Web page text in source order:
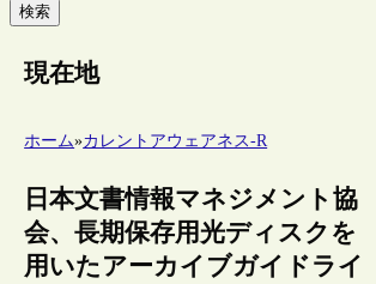
検索
現在地
ホーム»カレントアウェアネス-R
日本文書情報マネジメント協
会、長期保存用光ディスクを
用いたアーカイブガイドライ